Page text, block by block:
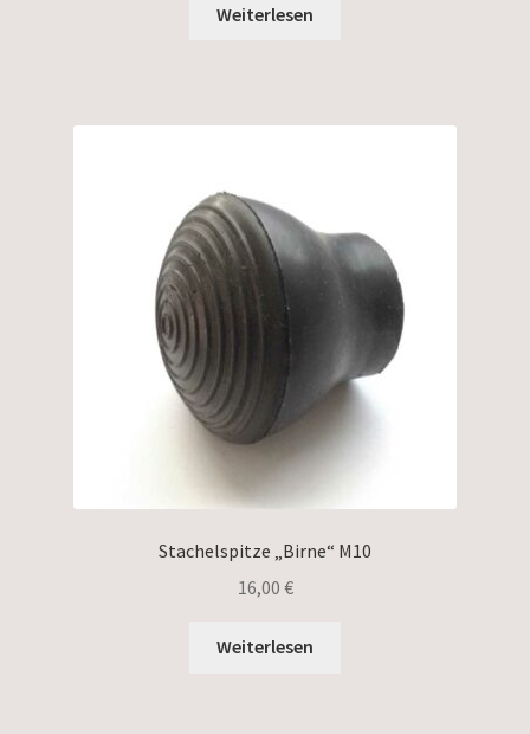
Weiterlesen
Stachelspitze „Birne“ M10
16,00 €
Weiterlesen